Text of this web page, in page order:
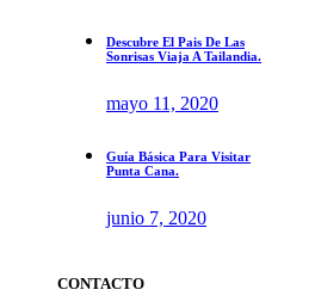
Descubre El Pais De Las
Sonrisas Viaja A Tailandia.
mayo 11, 2020
Guía Básica Para Visitar
Punta Cana.
junio 7, 2020
CONTACTO